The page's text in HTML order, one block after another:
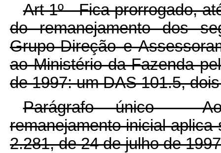
Art 1º - Fica prorrogado,
do remanejamento dos
Grupo-Direção e
ao Ministério da Fazenda
de 1997: um DAS 101.5,
Parágrafo único -
remanejamento inicial
2.281, de 24 de julho de